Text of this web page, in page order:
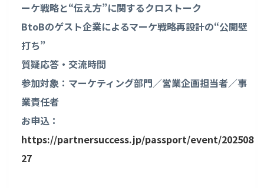
ーケ戦略と“伝え方”に関するクロストーク
BtoBのゲスト企業によるマーケ戦略再設計の“公開壁
打ち”
質疑応答・交流時間
参加対象：マーケティング部門／営業企画担当者／事
業責任者
お申込：
https://partnersuccess.jp/passport/event/202508
27